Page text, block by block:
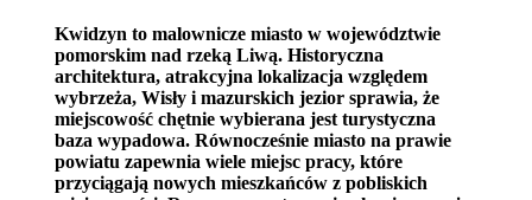
Kwidzyn to malownicze miasto w województwie
pomorskim nad rzeką Liwą. Historyczna
architektura, atrakcyjna lokalizacja względem
wybrzeża, Wisły i mazurskich jezior sprawia, że
miejscowość chętnie wybierana jest turystyczna
baza wypadowa. Równocześnie miasto na prawie
powiatu zapewnia wiele miejsc pracy, które
przyciągają nowych mieszkańców z pobliskich